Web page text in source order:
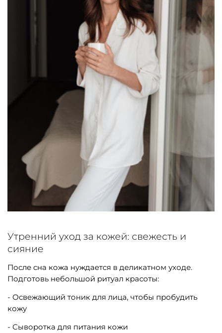
Утренний уход за кожей: свежесть и
сияние
После сна кожа нуждается в деликатном уходе.
Подготовь небольшой ритуал красоты:
- Освежающий тоник для лица, чтобы пробудить
кожу
- Сыворотка для питания кожи